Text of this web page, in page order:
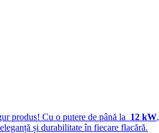
produs! Cu o putere de până la 12 kW
și durabilitate în fiecare flacără.